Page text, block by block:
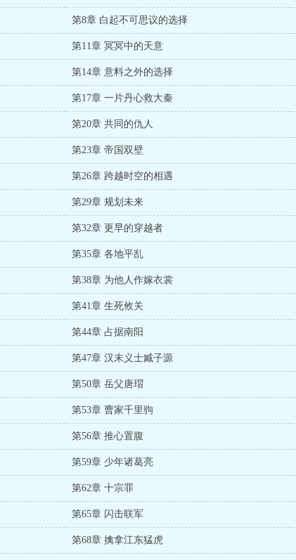
第8章 白起不可思议的选择
第11章 冥冥中的天意
第14章 意料之外的选择
第17章 一片丹心救大秦
第20章 共同的仇人
第23章 帝国双壁
第26章 跨越时空的相遇
第29章 规划未来
第32章 更早的穿越者
第35章 各地平乱
第38章 为他人作嫁衣裳
第41章 生死攸关
第44章 占据南阳
第47章 汉末义士臧子源
第50章 岳父唐瑁
第53章 曹家千里驹
第56章 推心置腹
第59章 少年诸葛亮
第62章 十宗罪
第65章 闪击联军
第68章 擒拿江东猛虎